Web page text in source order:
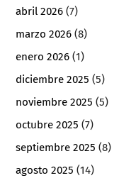
abril 2026 (7)
marzo 2026 (8)
enero 2026 (1)
diciembre 2025 (5)
noviembre 2025 (5)
octubre 2025 (7)
septiembre 2025 (8)
agosto 2025 (14)